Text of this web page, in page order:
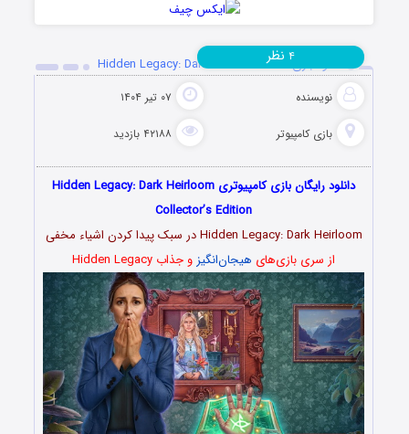
دانلود بازی Hidden Legacy: Dark Heirloom Final
نویسنده ۰۷ تیر ۱۴۰۴
بازی کامپیوتر ۴۲۱۸۸ بازدید
۴ نظر
دانلود رایگان بازی کامپیوتری Hidden Legacy: Dark Heirloom
Collector’s Edition
Hidden Legacy: Dark Heirloom در سبک پیدا کردن اشیاء مخفی
از سری بازی‌های هیجان‌انگیز و جذاب Hidden Legacy